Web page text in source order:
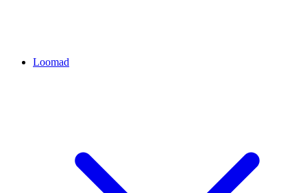
Loomad